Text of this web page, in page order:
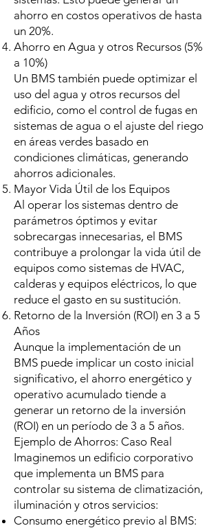
ahorro en costos operativos de hasta
un 20%.
Ahorro en Agua y otros Recursos (5%
a 10%)
Un BMS también puede optimizar el
uso del agua y otros recursos del
edificio, como el control de fugas en
sistemas de agua o el ajuste del riego
en áreas verdes basado en
condiciones climáticas, generando
ahorros adicionales.
Mayor Vida Útil de los Equipos
Al operar los sistemas dentro de
parámetros óptimos y evitar
sobrecargas innecesarias, el BMS
contribuye a prolongar la vida útil de
equipos como sistemas de HVAC,
calderas y equipos eléctricos, lo que
reduce el gasto en su sustitución.
Retorno de la Inversión (ROI) en 3 a 5
Años
Aunque la implementación de un
BMS puede implicar un costo inicial
significativo, el ahorro energético y
operativo acumulado tiende a
generar un retorno de la inversión
(ROI) en un período de 3 a 5 años.
Ejemplo de Ahorros: Caso Real
Imaginemos un edificio corporativo
que implementa un BMS para
controlar su sistema de climatización,
iluminación y otros servicios:
Consumo energético previo al BMS: